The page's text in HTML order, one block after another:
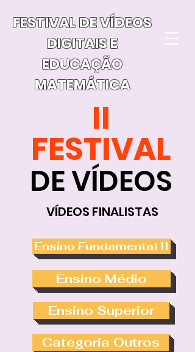
FESTIVAL DE VÍDEOS
DIGITAIS E
EDUCAÇÃO
MATEMÁTICA
II
FESTIVAL
DE VÍDEOS
VÍDEOS FINALISTAS
Ensino Fundamental II
Ensino Médio
Ensino Superior
Categoria Outros